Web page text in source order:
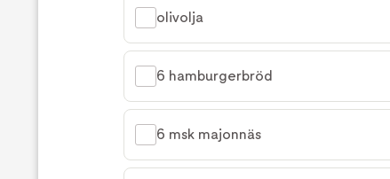
olivolja
6 hamburgerbröd
6 msk majonnäs